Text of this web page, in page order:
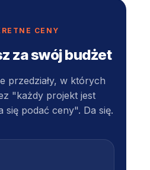
CENY
za swój budżet
przedziały, w których
"każdy projekt jest
się podać ceny". Da się.